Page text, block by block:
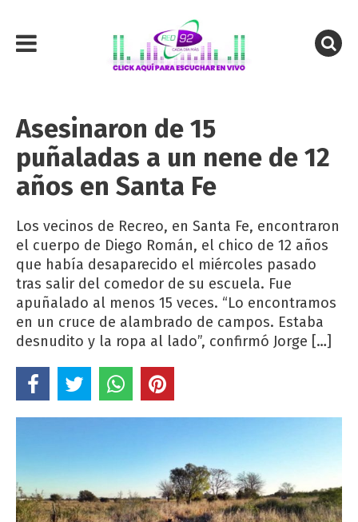
Asesinaron de 15
puñaladas a un nene de 12
años en Santa Fe
Los vecinos de Recreo, en Santa Fe, encontraron
el cuerpo de Diego Román, el chico de 12 años
que había desaparecido el miércoles pasado
tras salir del comedor de su escuela. Fue
apuñalado al menos 15 veces. “Lo encontramos
en un cruce de alambrado de campos. Estaba
desnudito y la ropa al lado”, confirmó Jorge […]